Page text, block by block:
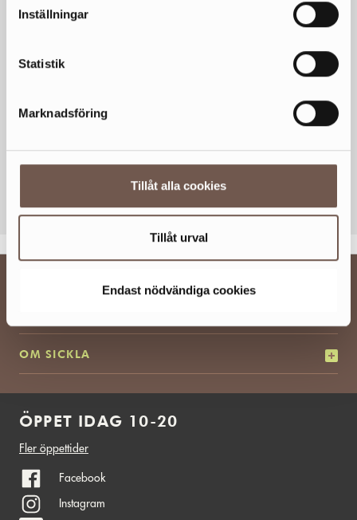
Inställningar
Statistik
Marknadsföring
Tillåt alla cookies
Tillåt urval
Endast nödvändiga cookies
OM SICKLA
ÖPPET IDAG 10-20
Fler öppettider
Facebook
Instagram